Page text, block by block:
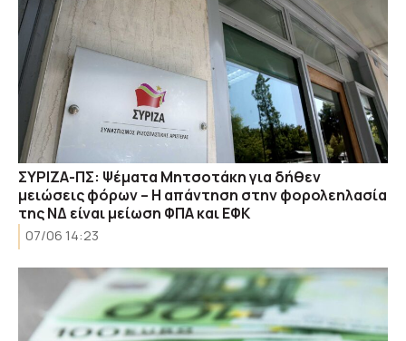
ΣΥΡΙΖΑ-ΠΣ: Ψέματα Μητσοτάκη για δήθεν
μειώσεις φόρων – Η απάντηση στην φορολεηλασία
της ΝΔ είναι μείωση ΦΠΑ και ΕΦΚ
07/06 14:23